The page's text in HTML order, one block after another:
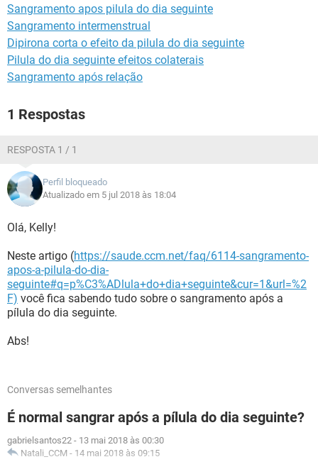
Sangramento apos pilula do dia seguinte
Sangramento intermenstrual
Dipirona corta o efeito da pilula do dia seguinte
Pilula do dia seguinte efeitos colaterais
Sangramento após relação
1 Respostas
RESPOSTA 1 / 1
Perfil bloqueado
Atualizado em 5 jul 2018 às 18:04
Olá, Kelly!
Neste artigo (https://saude.ccm.net/faq/6114-sangramento-
apos-a-pilula-do-dia-
seguinte#q=p%C3%ADlula+do+dia+seguinte&cur=1&url=%2
F) você fica sabendo tudo sobre o sangramento após a
pílula do dia seguinte.
Abs!
Conversas semelhantes
É normal sangrar após a pílula do dia seguinte?
gabrielsantos22 - 13 mai 2018 às 00:30
Natali_CCM - 14 mai 2018 às 09:15